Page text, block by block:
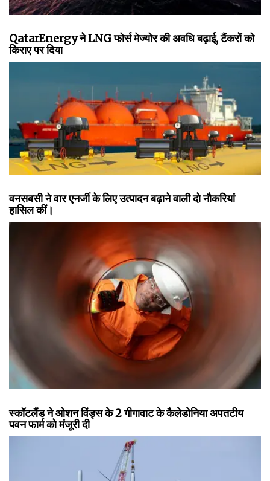
QatarEnergy ने LNG फोर्स मेज्योर की अवधि बढ़ाई, टैंकरों को
किराए पर दिया
वनसबसी ने वार एनर्जी के लिए उत्पादन बढ़ाने वाली दो नौकरियां
हासिल कीं।
स्कॉटलैंड ने ओशन विंड्स के 2 गीगावाट के कैलेडोनिया अपतटीय
पवन फार्म को मंजूरी दी